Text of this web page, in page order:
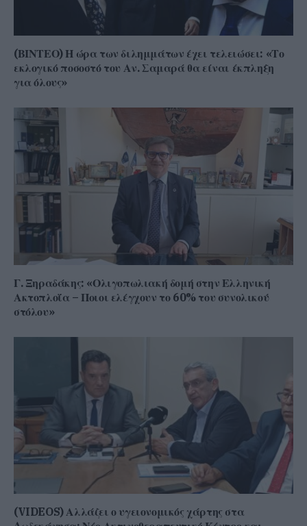
(ΒΙΝΤΕΟ) Η ώρα των διλημμάτων έχει τελειώσει: «Το
εκλογικό ποσοστό του Αν. Σαμαρά θα είναι έκπληξη
για όλους»
Γ. Ξηραδάκης: «Ολιγοπωλιακή δομή στην Ελληνική
Ακτοπλοΐα – Ποιοι ελέγχουν το 60% του συνολικού
στόλου»
(VIDEOS) Αλλάζει ο υγειονομικός χάρτης στα